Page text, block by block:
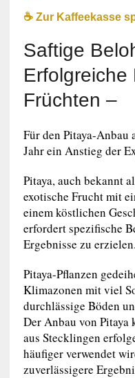
☕️ Zur Kaffeekasse
Saftige
Erfolgreiche
Früchten –
Für den Pitaya-Anbau
Jahr ein Anstieg der
Pitaya, auch bekannt
exotische Frucht mit
einem köstlichen
erfordert spezifische
Ergebnisse zu erzielen.
Pitaya-Pflanzen
Klimazonen mit viel
durchlässige Böden
Der Anbau von Pitaya
aus Stecklingen
häufiger verwendet
zuverlässigere